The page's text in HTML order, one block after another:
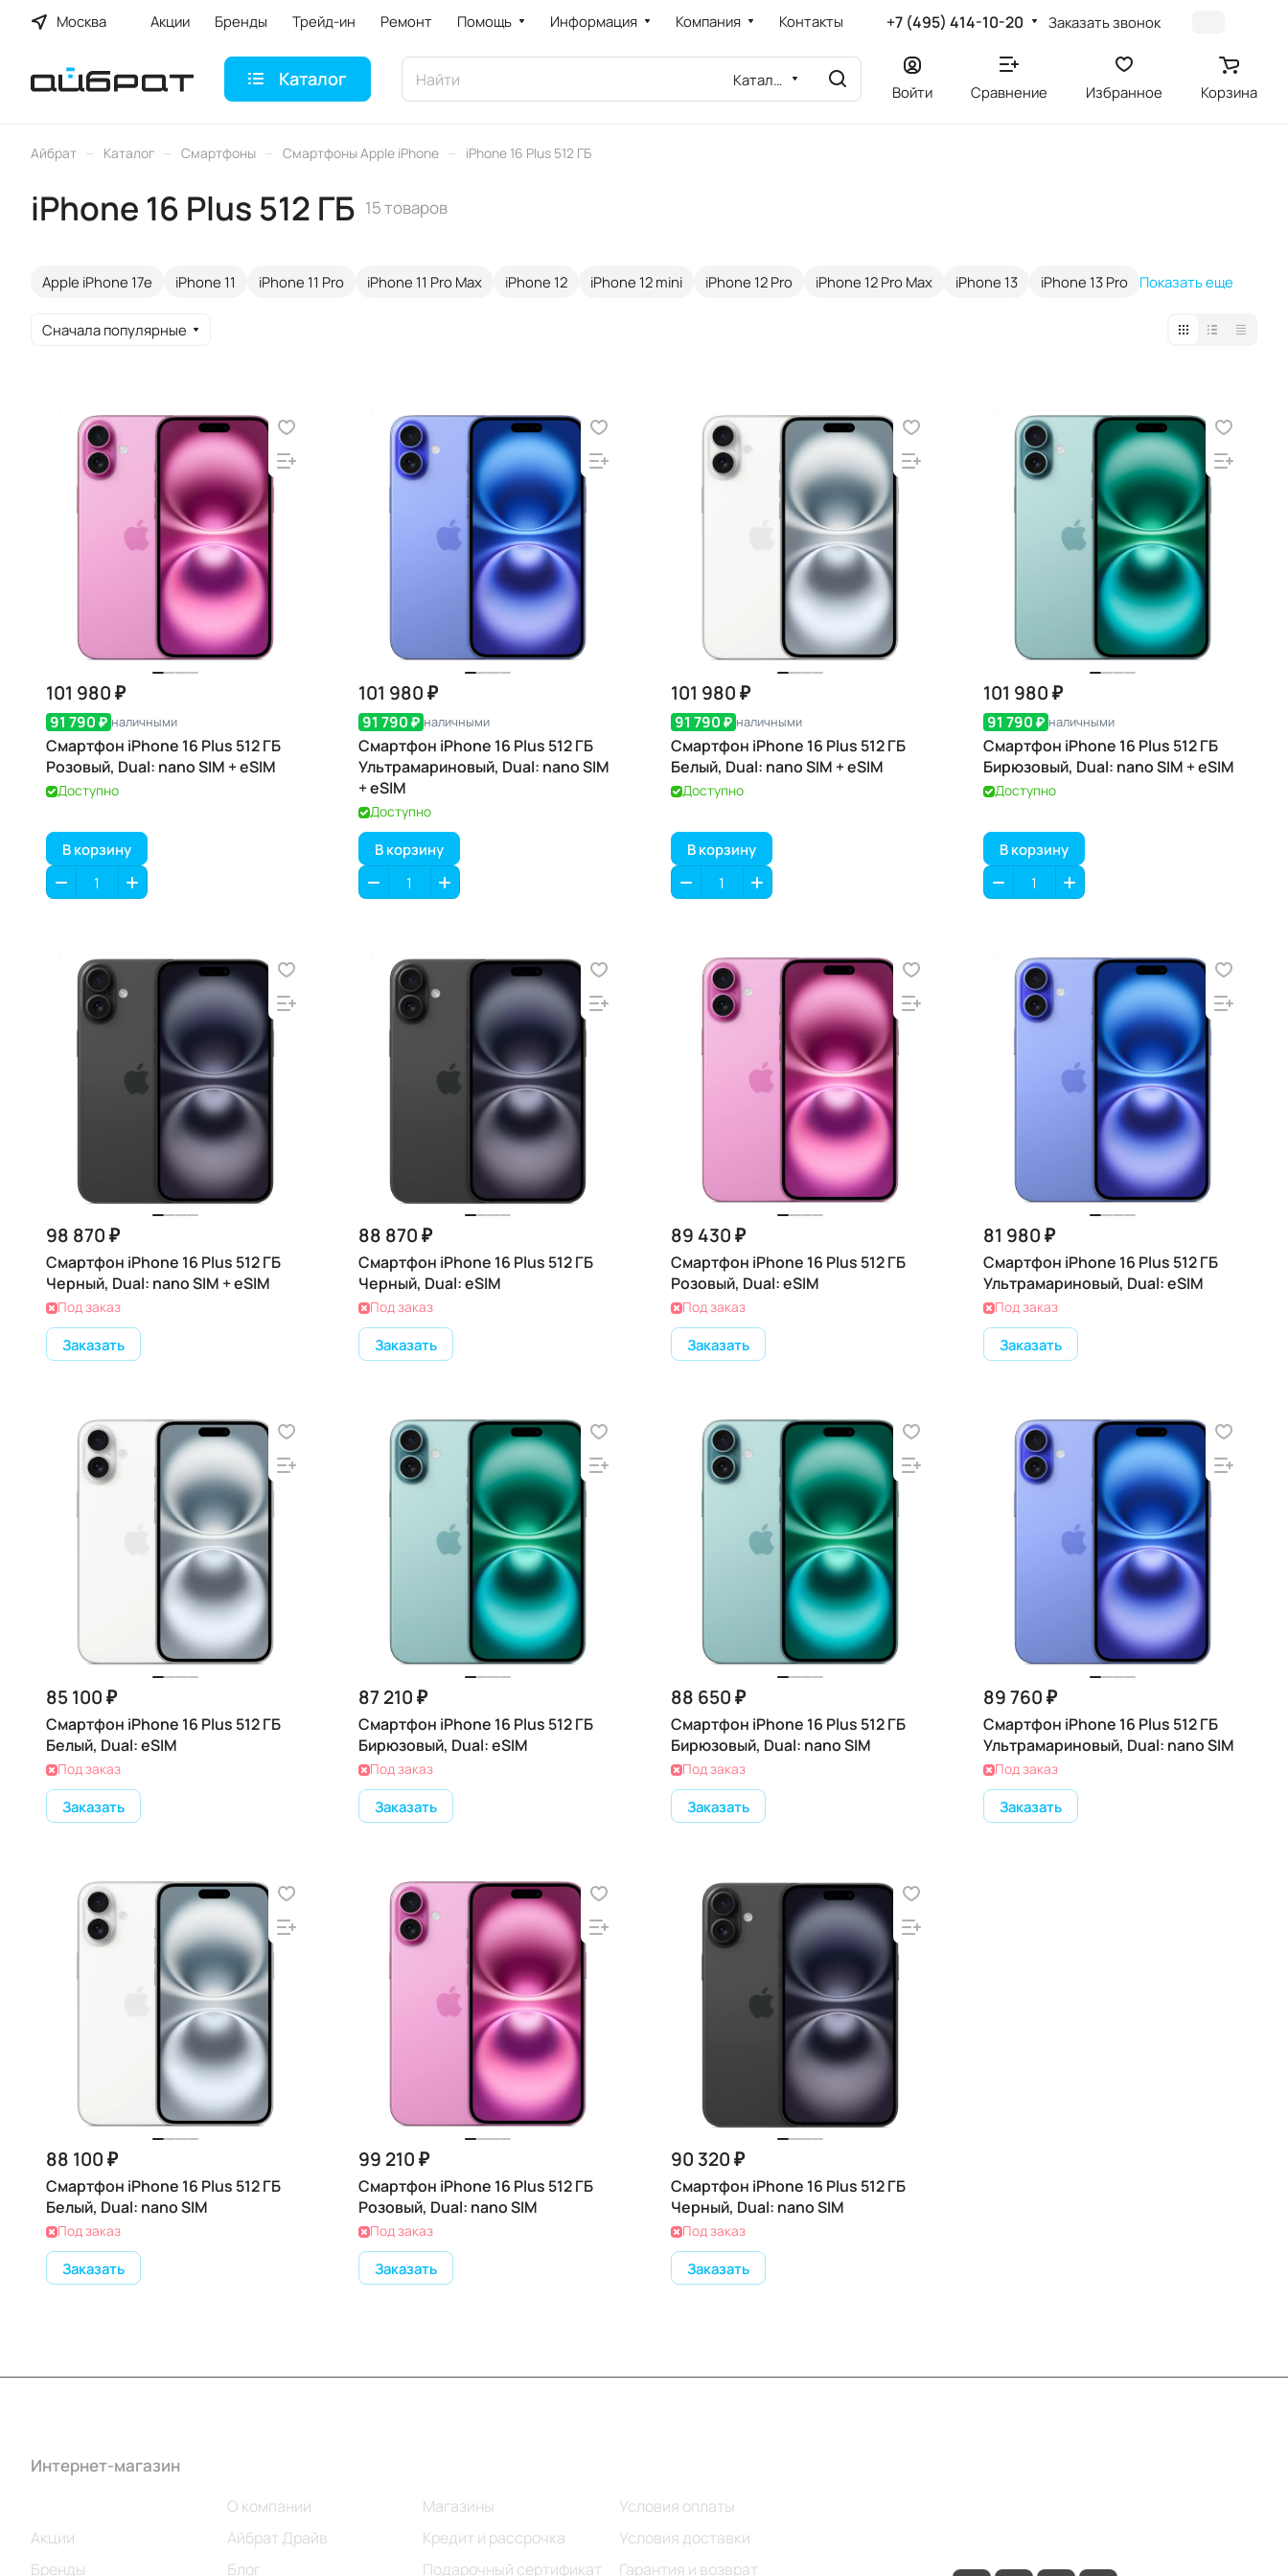
Москва Акции Бренды Трейд-ин Ремонт Помощь Информация Компания Контакты +7 (495) 414-10-20 Заказать звонок
Каталог Каталог
Войти Сравнение Избранное Корзина
Айбрат – Каталог – Смартфоны – Смартфоны Apple iPhone – iPhone 16 Plus 512 ГБ
iPhone 16 Plus 512 ГБ 15 товаров
Apple iPhone 17e iPhone 11 iPhone 11 Pro iPhone 11 Pro Max iPhone 12 iPhone 12 mini iPhone 12 Pro iPhone 12 Pro Max iPhone 13 iPhone 13 Pro Показать еще
Сначала популярные
101 980 ₽
91 790 ₽ наличными
Смартфон iPhone 16 Plus 512 ГБ
Розовый, Dual: nano SIM + eSIM
Доступно
В корзину
101 980 ₽
91 790 ₽ наличными
Смартфон iPhone 16 Plus 512 ГБ
Ультрамариновый, Dual: nano SIM
+ eSIM
Доступно
В корзину
101 980 ₽
91 790 ₽ наличными
Смартфон iPhone 16 Plus 512 ГБ
Белый, Dual: nano SIM + eSIM
Доступно
В корзину
101 980 ₽
91 790 ₽ наличными
Смартфон iPhone 16 Plus 512 ГБ
Бирюзовый, Dual: nano SIM + eSIM
Доступно
В корзину
98 870 ₽
Смартфон iPhone 16 Plus 512 ГБ
Черный, Dual: nano SIM + eSIM
Под заказ
Заказать
88 870 ₽
Смартфон iPhone 16 Plus 512 ГБ
Черный, Dual: eSIM
Под заказ
Заказать
89 430 ₽
Смартфон iPhone 16 Plus 512 ГБ
Розовый, Dual: eSIM
Под заказ
Заказать
81 980 ₽
Смартфон iPhone 16 Plus 512 ГБ
Ультрамариновый, Dual: eSIM
Под заказ
Заказать
85 100 ₽
Смартфон iPhone 16 Plus 512 ГБ
Белый, Dual: eSIM
Под заказ
Заказать
87 210 ₽
Смартфон iPhone 16 Plus 512 ГБ
Бирюзовый, Dual: eSIM
Под заказ
Заказать
88 650 ₽
Смартфон iPhone 16 Plus 512 ГБ
Бирюзовый, Dual: nano SIM
Под заказ
Заказать
89 760 ₽
Смартфон iPhone 16 Plus 512 ГБ
Ультрамариновый, Dual: nano SIM
Под заказ
Заказать
88 100 ₽
Смартфон iPhone 16 Plus 512 ГБ
Белый, Dual: nano SIM
Под заказ
Заказать
99 210 ₽
Смартфон iPhone 16 Plus 512 ГБ
Розовый, Dual: nano SIM
Под заказ
Заказать
90 320 ₽
Смартфон iPhone 16 Plus 512 ГБ
Черный, Dual: nano SIM
Под заказ
Заказать
Интернет-магазин
Акции
Бренды
О компании
Айбрат Драйв
Блог
Магазины
Кредит и рассрочка
Подарочный сертификат
Условия оплаты
Условия доставки
Гарантия и возврат